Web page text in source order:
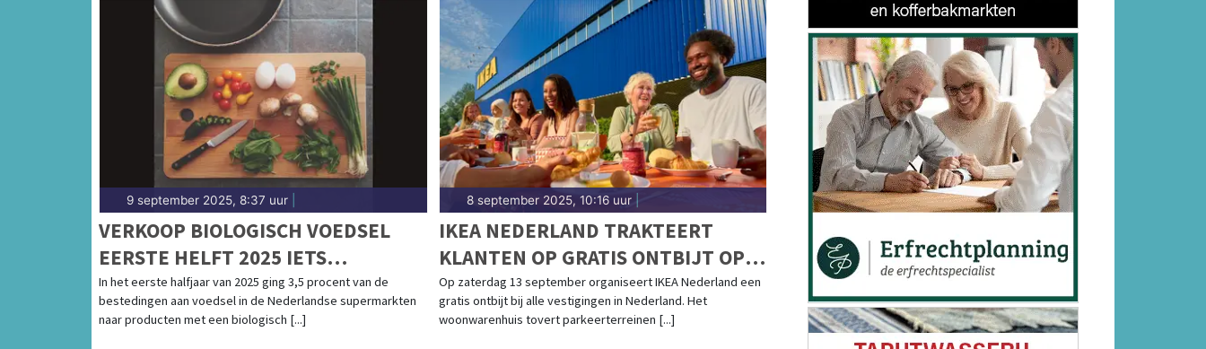
9 september 2025, 8:37 uur
VERKOOP BIOLOGISCH VOEDSEL
EERSTE HELFT 2025 IETS
GESTEGEN
In het eerste halfjaar van 2025 ging 3,5 procent van de
bestedingen aan voedsel in de Nederlandse supermarkten
naar producten met een biologisch [...]
8 september 2025, 10:16 uur|
IKEA NEDERLAND TRAKTEERT
KLANTEN OP GRATIS ONTBIJT OP
ZATERDAG 13 SEPTEMBER
Op zaterdag 13 september organiseert IKEA Nederland een
gratis ontbijt bij alle vestigingen in Nederland. Het
woonwarenhuis tovert parkeerterreinen [...]